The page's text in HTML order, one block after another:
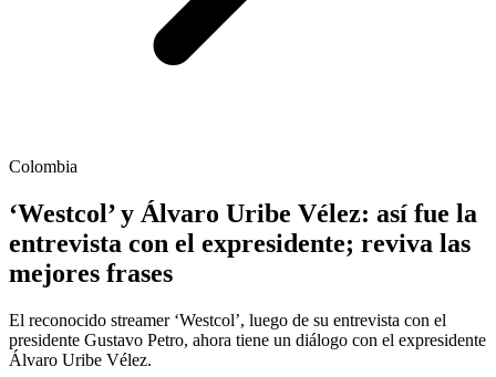
Colombia
‘Westcol’ y Álvaro Uribe Vélez: así fue la
entrevista con el expresidente; reviva las
mejores frases
El reconocido streamer ‘Westcol’, luego de su entrevista con el
presidente Gustavo Petro, ahora tiene un diálogo con el expresidente
Álvaro Uribe Vélez.